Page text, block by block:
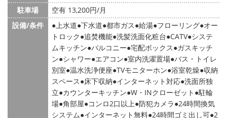
駐車場
空有 13,200円/月
設備/条件
上水道 下水道 都市ガス 給湯 フローリング オー
トロック 追焚機能 洗髪洗面化粧台 CATV システ
ムキッチン バルコニー 宅配ボックス ガスキッチ
ン シャワー エアコン 室内洗濯置場 バス・トイレ
別室 温水洗浄便座 TVモニターホン 浴室乾燥 収納
スペース 床下収納 インターネット対応 洗面所独
立 カウンターキッチン W・INクローゼット 駐輪
場 角部屋 コンロ2口以上 防犯カメラ 24時間換気
システム インターネット無料 24時間ゴミ出し可 2